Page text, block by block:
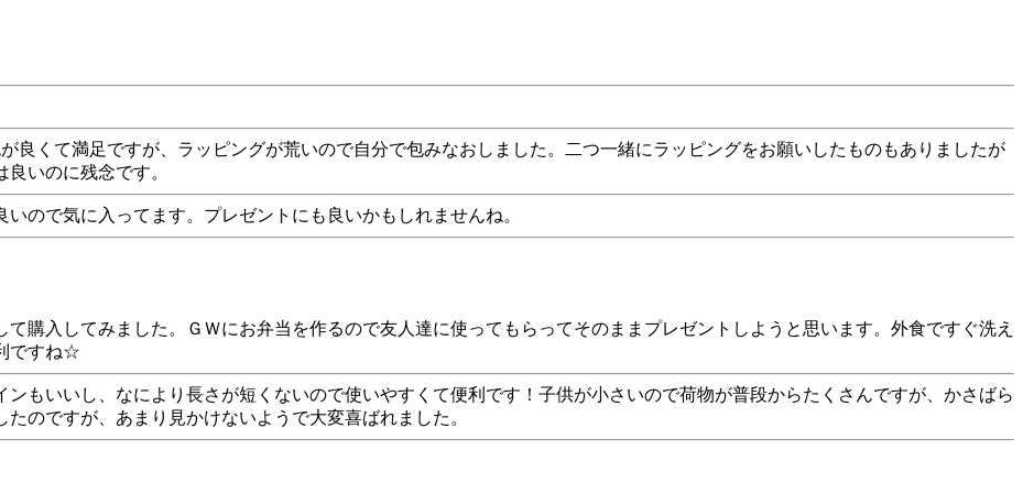
良くて満足ですが、ラッピングが荒いので自分で包みなおしました。二つ一緒にラッピングをお願いしたものもありましたが
いのに残念です。
ので気に入ってます。プレゼントにも良いかもしれませんね。
購入してみました。ＧＷにお弁当を作るので友人達に使ってもらってそのままプレゼントしようと思います。外食ですぐ洗え
ですね☆
もいいし、なにより長さが短くないので使いやすくて便利です！子供が小さいので荷物が普段からたくさんですが、かさばら
のですが、あまり見かけないようで大変喜ばれました。